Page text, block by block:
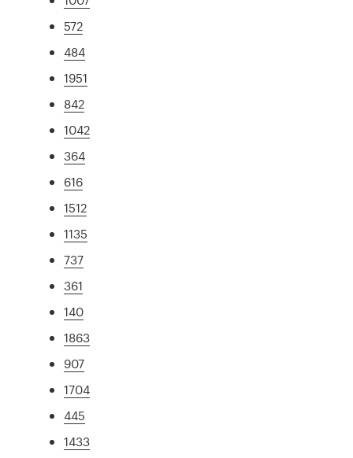
572
484
1951
842
1042
364
616
1512
1135
737
361
140
1863
907
1704
445
1433